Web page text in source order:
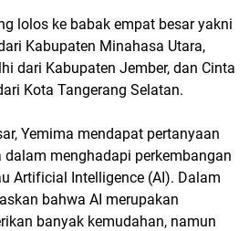
lolos ke babak empat besar yakni
Kabupaten Minahasa Utara,
dari Kabupaten Jember, dan Cinta
Kota Tangerang Selatan.
Yemima mendapat pertanyaan
menghadapi perkembangan
Artificial Intelligence (AI). Dalam
bahwa AI merupakan
banyak kemudahan, namun